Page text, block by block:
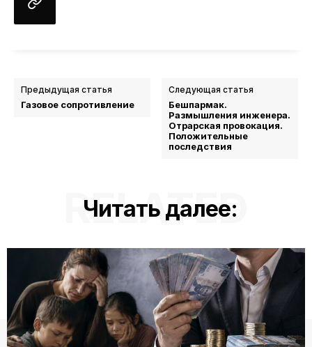
Предыдущая статья
Газовое сопротивление
Следующая статья
Бешпармак.
Размышления инженера.
Отрарская провокация.
Положительные
последствия
Читать далее:
RELATED